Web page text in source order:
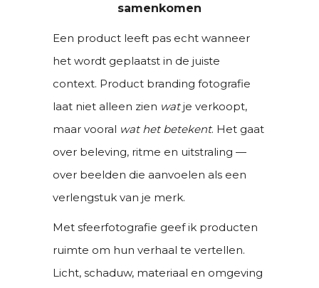
samenkomen
Een product leeft pas echt wanneer
het wordt geplaatst in de juiste
context. Product branding fotografie
laat niet alleen zien watje verkoopt,
maar vooral wat het betekent. Het gaat
over beleving, ritme en uitstraling —
over beelden die aanvoelen als een
verlengstuk van je merk.
Met sfeerfotografie geef ik producten
ruimte om hun verhaal te vertellen.
Licht, schaduw, materiaal en omgeving